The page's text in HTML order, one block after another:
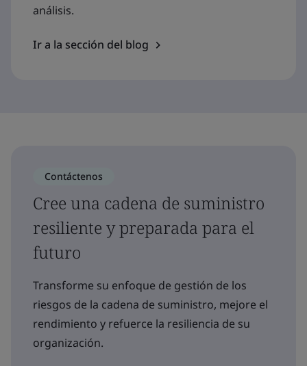
análisis.
Ir a la sección del blog
Contáctenos
Cree una cadena de suministro
resiliente y preparada para el
futuro
Transforme su enfoque de gestión de los
riesgos de la cadena de suministro, mejore el
rendimiento y refuerce la resiliencia de su
organización.